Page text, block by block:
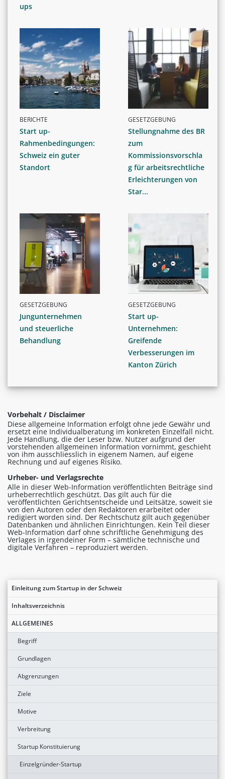
Einleitung zum Startup in der Schweiz
Inhaltsverzeichnis
ALLGEMEINES
Begriff
Grundlagen
Abgrenzungen
Ziele
Motive
Verbreitung
Startup Konstituierung
Einzelgründer-Startup
ups
BERICHTE
Start up-
Rahmenbedingungen:
Schweiz ein guter
Standort
GESETZGEBUNG
Stellungnahme des BR
zum
Kommissionsvorschla
g für arbeitsrechtliche
Erleichterungen von
Star...
GESETZGEBUNG
Jungunternehmen
und steuerliche
Behandlung
GESETZGEBUNG
Start up-
Unternehmen:
Greifende
Verbesserungen im
Kanton Zürich
Vorbehalt / Disclaimer
Diese allgemeine Information erfolgt ohne jede Gewähr und
ersetzt eine Individualberatung im konkreten Einzelfall nicht.
Jede Handlung, die der Leser bzw. Nutzer aufgrund der
vorstehenden allgemeinen Information vornimmt, geschieht
von ihm ausschliesslich in eigenem Namen, auf eigene
Rechnung und auf eigenes Risiko.
Urheber- und Verlagsrechte
Alle in dieser Web-Information veröffentlichten Beiträge sind
urheberrechtlich geschützt. Das gilt auch für die
veröffentlichten Gerichtsentscheide und Leitsätze, soweit sie
von den Autoren oder den Redaktoren erarbeitet oder
redigiert worden sind. Der Rechtschutz gilt auch gegenüber
Datenbanken und ähnlichen Einrichtungen. Kein Teil dieser
Web-Information darf ohne schriftliche Genehmigung des
Verlages in irgendeiner Form – sämtliche technische und
digitale Verfahren – reproduziert werden.